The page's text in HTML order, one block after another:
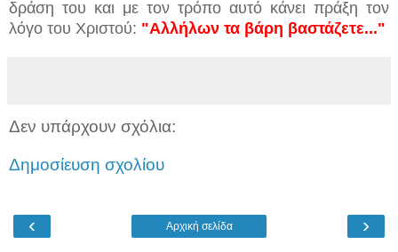
δράση του και με τον τρόπο αυτό κάνει πράξη τον
λόγο του Χριστού: "Αλλήλων τα βάρη βαστάζετε..."
Δεν υπάρχουν σχόλια:
Δημοσίευση σχολίου
‹ ›
Αρχική σελίδα